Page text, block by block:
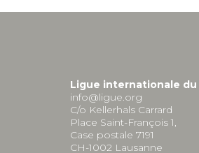
Ligue internationale du
info@ligue.org
C/o Kellerhals Carrard
Place Saint-François 1,
Case postale 7191
CH-1002 Lausanne